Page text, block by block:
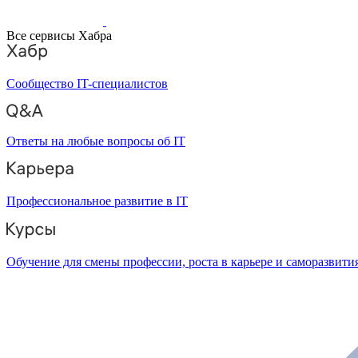
Все сервисы Хабра
Сообщество IT-специалистов
Ответы на любые вопросы об IT
Профессиональное развитие в IT
Обучение для смены профессии, роста в карьере и